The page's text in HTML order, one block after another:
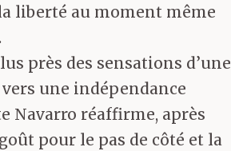
liberté au moment même
près des sensations d’une
une indépendance
Navarro réaffirme, après
pour le pas de côté et la